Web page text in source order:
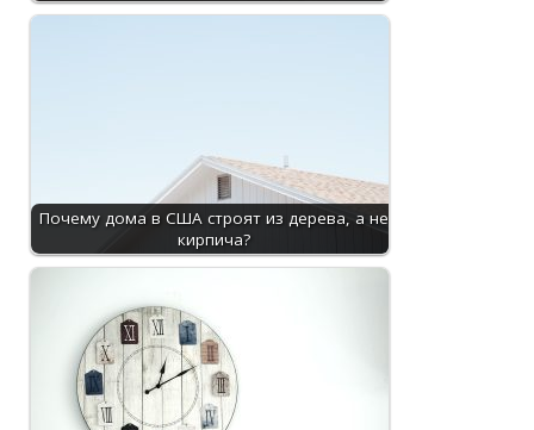
Почему дома в США строят из дерева, а не
кирпича?